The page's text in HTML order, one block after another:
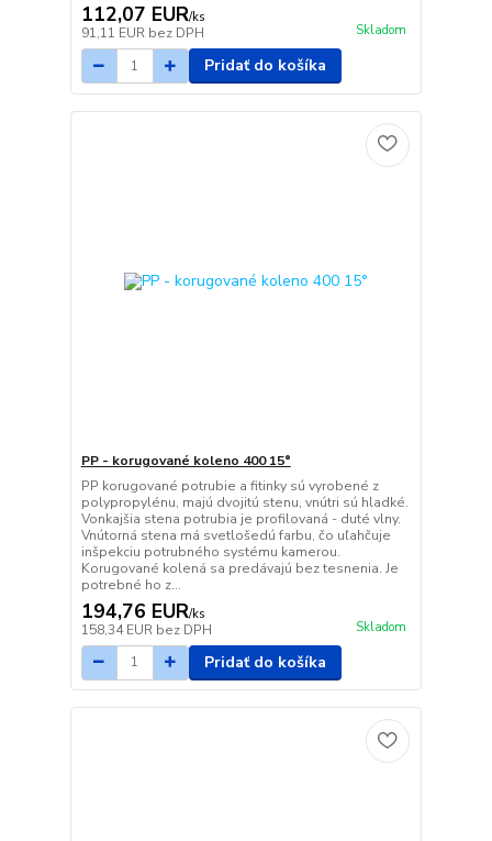
112,07 EUR/ks
91,11 EUR bez DPH Skladom
Pridať do košíka
PP - korugované koleno 400 15°
PP korugované potrubie a fitinky sú vyrobené z
polypropylénu, majú dvojitú stenu, vnútri sú hladké.
Vonkajšia stena potrubia je profilovaná - duté vlny.
Vnútorná stena má svetlošedú farbu, čo uľahčuje
inšpekciu potrubného systému kamerou.
Korugované kolená sa predávajú bez tesnenia. Je
potrebné ho z...
194,76 EUR/ks
158,34 EUR bez DPH Skladom
Pridať do košíka